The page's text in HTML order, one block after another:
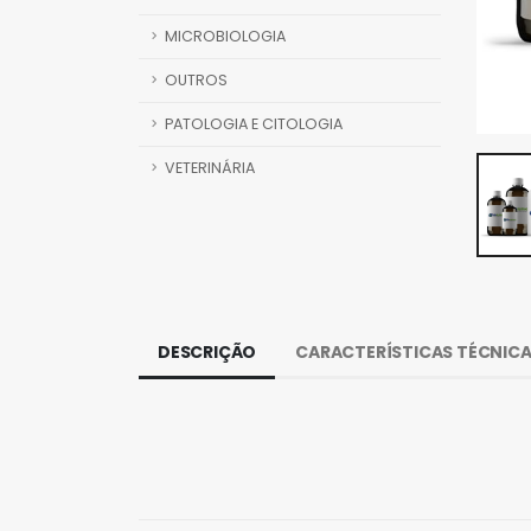
MICROBIOLOGIA
OUTROS
PATOLOGIA E CITOLOGIA
VETERINÁRIA
DESCRIÇÃO CARACTERÍSTICAS